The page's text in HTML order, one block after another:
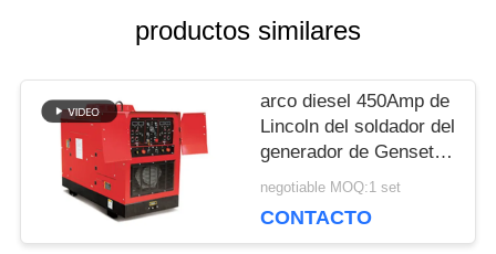
MAPA
DEL
productos similares
arco diesel 450Amp de
Lincoln del soldador del
generador de Genset
de la unidad de la
motor de 400Amp
negotiable MOQ:1 set
CONTACTO